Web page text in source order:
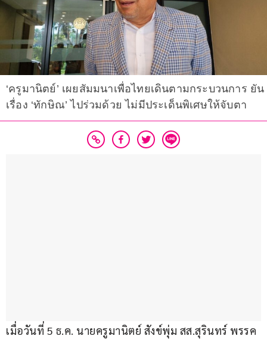
‘ครูมานิตย์’ เผยสัมมนาเพื่อไทยเดินตามกระบวนการ ยัน
เรื่อง ‘ทักษิณ’ ไปร่วมด้วย ไม่มีประเด็นพิเศษให้จับตา
เมื่อวันที่ 5 ธ.ค. นายครูมานิตย์ สังข์พุ่ม สส.สุรินทร์ พรรค